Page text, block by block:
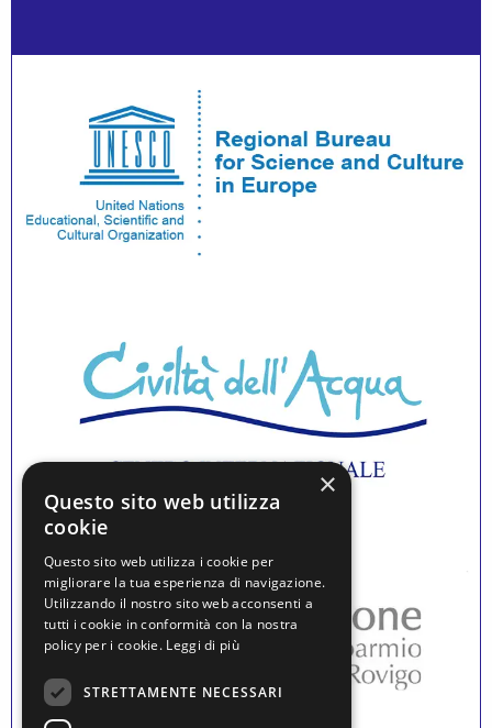
×
Questo sito web utilizza
cookie
Questo sito web utilizza i cookie per
migliorare la tua esperienza di navigazione.
Utilizzando il nostro sito web acconsenti a
tutti i cookie in conformità con la nostra
policy per i cookie. Leggi di più
STRETTAMENTE NECESSARI